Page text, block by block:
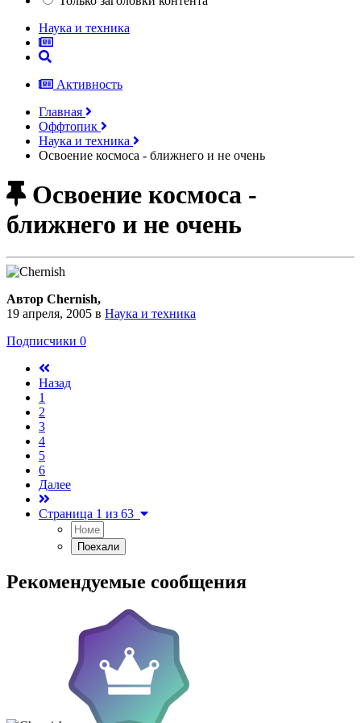
Наука и техника
Активность
Главная
Оффтопик
Наука и техника
Освоение космоса - ближнего и не очень
Освоение космоса -
ближнего и не очень
Автор Chernish,
19 апреля, 2005 в Наука и техника
Подписчики 0
Назад
1
2
3
4
5
6
Далее
Страница 1 из 63
Рекомендуемые сообщения